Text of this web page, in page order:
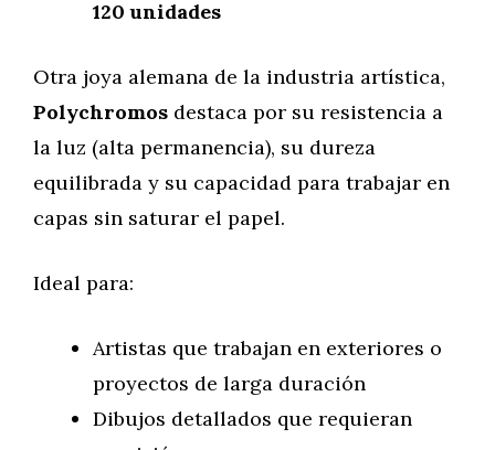
120 unidades
Otra joya alemana de la industria artística,
Polychromos destaca por su resistencia a
la luz (alta permanencia), su dureza
equilibrada y su capacidad para trabajar en
capas sin saturar el papel.
Ideal para:
Artistas que trabajan en exteriores o
proyectos de larga duración
Dibujos detallados que requieran